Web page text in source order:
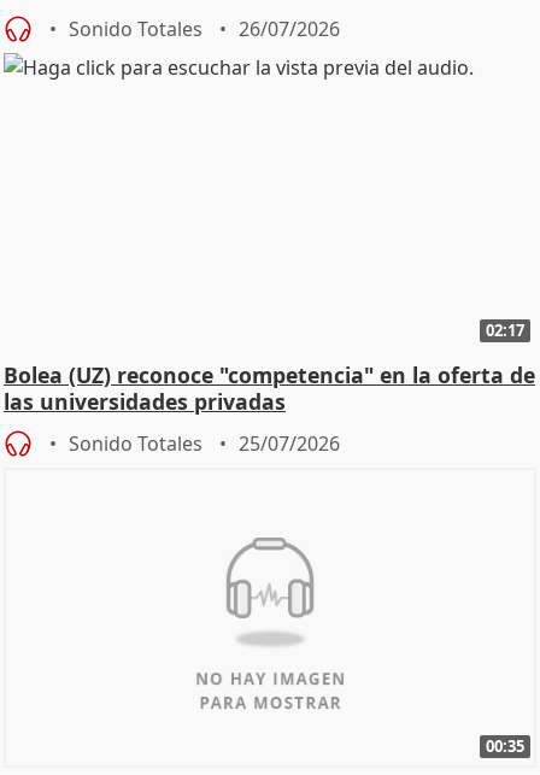
Defensor
Sonido Totales 26/07/2026
02:17
Bolea (UZ) reconoce "competencia" en la oferta de
las universidades privadas
Sonido Totales 25/07/2026
00:35